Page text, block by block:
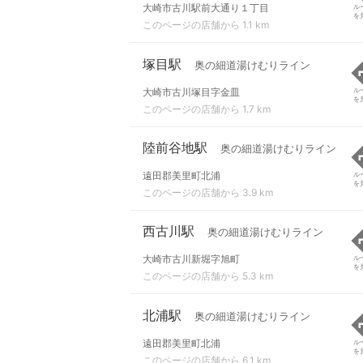
大崎市古川駅前大通り１丁目
このページの店舗から 1.1 km
ル
を
塚目駅 奥の細道湯けむりライン
大崎市古川塚目字金皿
このページの店舗から 1.7 km
ル
を
陸前谷地駅 奥の細道湯けむりライン
遠田郡美里町北浦
このページの店舗から 3.9 km
ル
を
西古川駅 奥の細道湯けむりライン
大崎市古川新堀字旭町
このページの店舗から 5.3 km
ル
を
北浦駅 奥の細道湯けむりライン
遠田郡美里町北浦
このページの店舗から 6.1 km
ル
を